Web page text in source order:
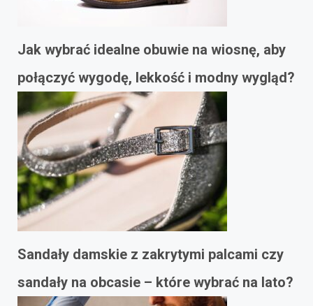
Jak wybrać idealne obuwie na wiosnę, aby
połączyć wygodę, lekkość i modny wygląd?
Sandały damskie z zakrytymi palcami czy
sandały na obcasie – które wybrać na lato?